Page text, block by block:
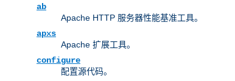
ab
Apache HTTP 服务器性能基准工具。
apxs
Apache 扩展工具。
configure
配置源代码。